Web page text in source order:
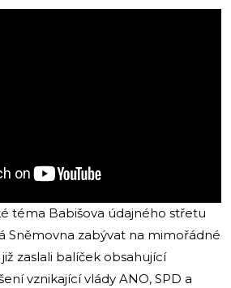
téma Babišova údajného střetu
Sněmovna zabývat na mimořádné
zaslali balíček obsahující
vznikající vlády ANO, SPD a